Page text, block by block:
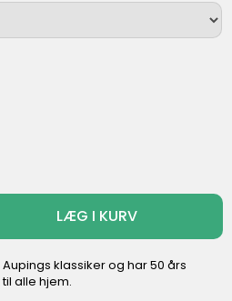
LÆG I KURV
klassiker og har 50 års
alle hjem.